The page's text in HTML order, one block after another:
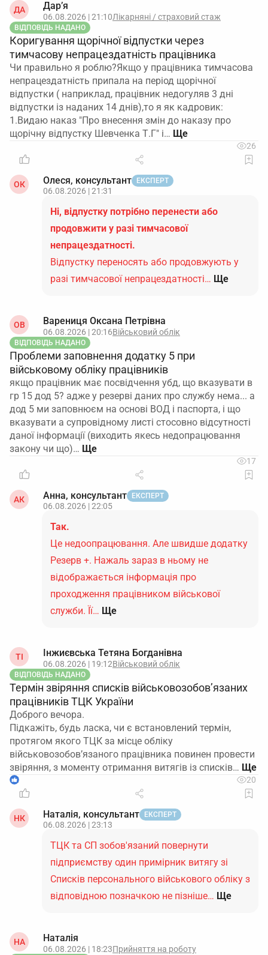
ДА Дар’я
06.08.2026 | 21:10Лікарняні / страховий стаж
ВІДПОВІДЬ НАДАНО
Коригування щорічної відпустки через
тимчасову непрацездатність працівника
Чи правильно я роблю?Якщо у працівника тимчасова
непрацездатність припала на період щорічної
відпустки ( наприклад, працівник недогуляв 3 дні
відпустки із наданих 14 днів),то я як кадровик:
1.Видаю наказ "Про внесення змін до наказу про
щорічну відпустку Шевченка Т.Г" і…
26
ОК Олеся, консультант ЕКСПЕРТ
06.08.2026 | 21:31
Ні, відпустку потрібно перенести або
продовжити у разі тимчасової
непрацездатності.
Відпустку переносять або продовжують у
разі тимчасової непрацездатності… Ще
ОВ Варениця Оксана Петрівна
06.08.2026 | 20:16Військовий облік
ВІДПОВІДЬ НАДАНО
Проблеми заповнення додатку 5 при
військовому обліку працівників
якщо працівник має посвідчення убд, що вказувати в
гр 15 дод 5? адже у резерві даних про службу нема... а
дод 5 ми заповнюєм на основі ВОД і паспорта, і що
вказувати а супровідному листі стосовно відсутності
даної інформації (виходить якесь недопрацювання
закону чи що)…
17
АК Анна, консультант ЕКСПЕРТ
06.08.2026 | 22:05
Так.
Це недоопрацювання. Але швидше додатку
Резерв +. Нажаль зараз в ньому не
відображається інформація про
проходження працівником військової
служби. Її… Ще
ТІ Інжиєвська Тетяна Богданівна
06.08.2026 | 19:12Військовий облік
ВІДПОВІДЬ НАДАНО
Термін звіряння списків військовозобов’язаних
працівників ТЦК України
Доброго вечора.
Підкажіть, будь ласка, чи є встановлений термін,
протягом якого ТЦК за місце обліку
військовозобов’язаного працівника повинен провести
звіряння, з моменту отримання витягів із списків…
1 20
НК Наталія, консультант ЕКСПЕРТ
06.08.2026 | 23:13
ТЦК та СП зобов'язаний повернути
підприємству один примірник витягу зі
Списків персонального військового обліку з
відповідною позначкою не пізніше… Ще
НА Наталія
06.08.2026 | 18:23Прийняття на роботу